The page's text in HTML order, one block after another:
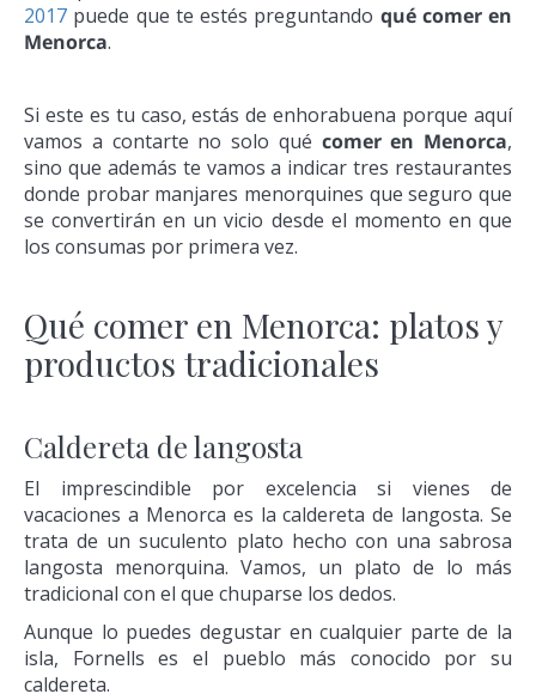
2017 puede que te estés preguntando qué comer en
Menorca.
Si este es tu caso, estás de enhorabuena porque aquí
vamos a contarte no solo qué comer en Menorca,
sino que además te vamos a indicar tres restaurantes
donde probar manjares menorquines que seguro que
se convertirán en un vicio desde el momento en que
los consumas por primera vez.
Qué comer en Menorca: platos y
productos tradicionales
Caldereta de langosta
El imprescindible por excelencia si vienes de
vacaciones a Menorca es la caldereta de langosta. Se
trata de un suculento plato hecho con una sabrosa
langosta menorquina. Vamos, un plato de lo más
tradicional con el que chuparse los dedos.
Aunque lo puedes degustar en cualquier parte de la
isla, Fornells es el pueblo más conocido por su
caldereta.